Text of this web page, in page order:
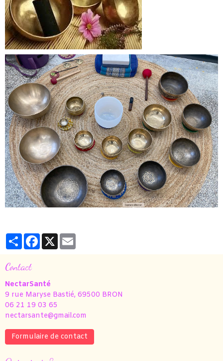
PartagerFacebook
X
Contact
NectarSanté
9 rue Maryse Bastié, 69500 BRON
06 21 19 03 65
nectarsante@gmail.com
Formulaire de contact